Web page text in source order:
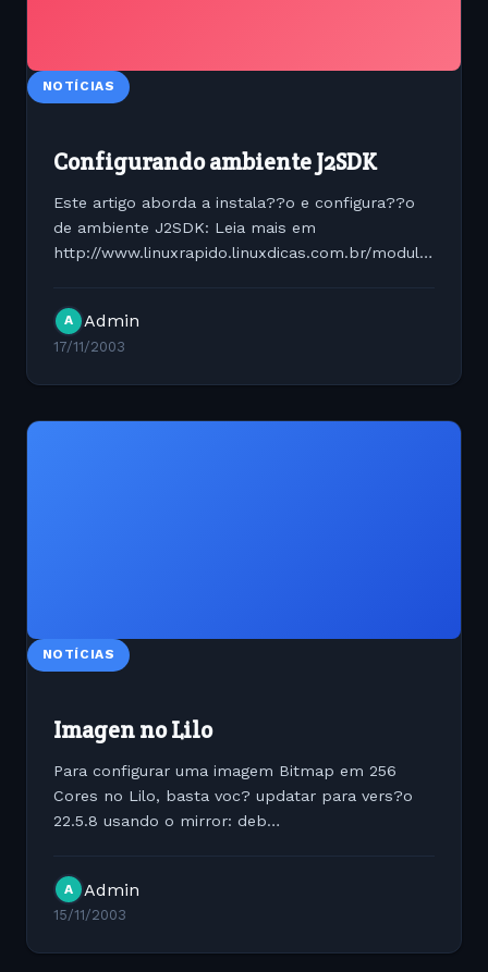
NOTÍCIAS
Configurando ambiente J2SDK
Este artigo aborda a instala??o e configura??o
de ambiente J2SDK: Leia mais em
http://www.linuxrapido.linuxdicas.com.br/modules.php?
A Admin
17/11/2003
NOTÍCIAS
Imagen no Lilo
Para configurar uma imagem Bitmap em 256
Cores no Lilo, basta voc? updatar para vers?o
22.5.8 usando o mirror: deb
no /etc/lilo.conf procure pela...
A Admin
15/11/2003